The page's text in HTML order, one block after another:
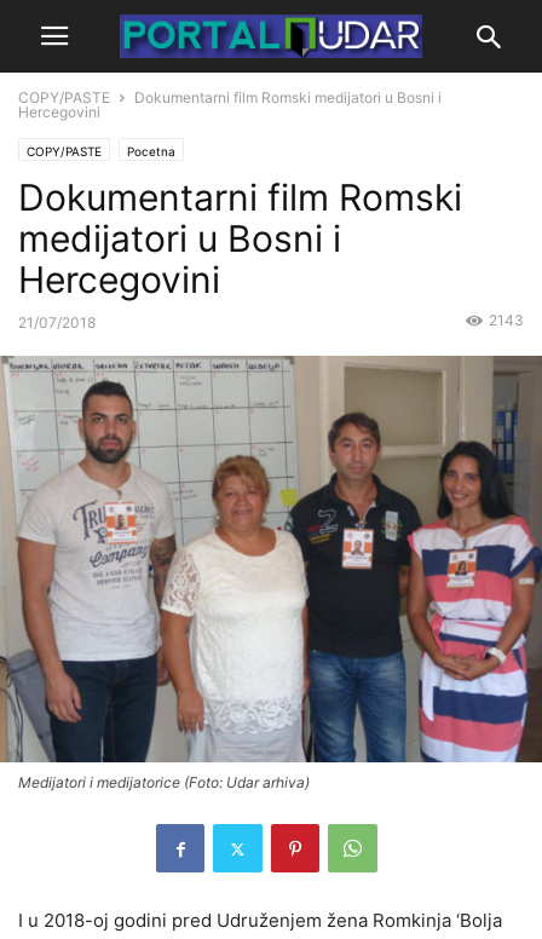
COPY/PASTE
Dokumentarni film Romski medijatori u Bosni i
Hercegovini
COPY/PASTE Pocetna
Dokumentarni film Romski
medijatori u Bosni i
Hercegovini
21/07/2018 2143
Medijatori i medijatorice (Foto: Udar arhiva)
I u 2018-oj godini pred Udruženjem žena Romkinja ‘Bolja